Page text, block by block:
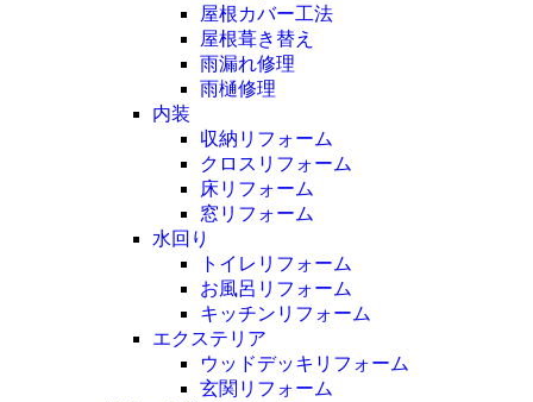
屋根カバー工法
屋根葺き替え
雨漏れ修理
雨樋修理
内装
収納リフォーム
クロスリフォーム
床リフォーム
窓リフォーム
水回り
トイレリフォーム
お風呂リフォーム
キッチンリフォーム
エクステリア
ウッドデッキリフォーム
玄関リフォーム